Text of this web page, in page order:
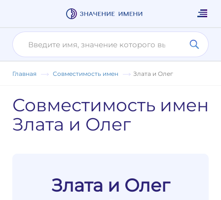
Главная Совместимость имен Злата и Олег
Совместимость имен
Злата и Олег
Злата и Олег